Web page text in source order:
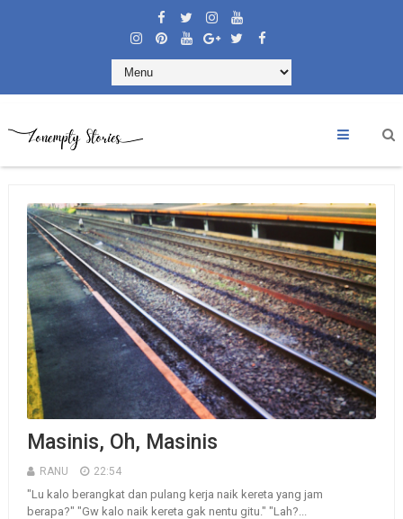
Masinis, Oh, Masinis
RANU 22:54
"Lu kalo berangkat dan pulang kerja naik kereta yang jam
berapa?" "Gw kalo naik kereta gak nentu gitu." "Lah?...